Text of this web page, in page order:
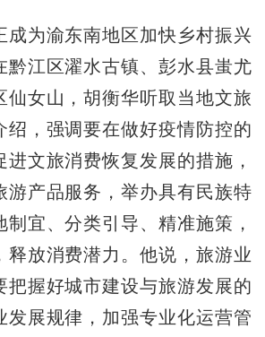
为渝东南地区加快乡村振兴
黔江区濯水古镇、彭水县蚩尤
仙女山，胡衡华听取当地文旅
绍，强调要在做好疫情防控的
文旅消费恢复发展的措施，
游产品服务，举办具有民族特
宜、分类引导、精准施策，
释放消费潜力。他说，旅游业
把握好城市建设与旅游发展的
发展规律，加强专业化运营管